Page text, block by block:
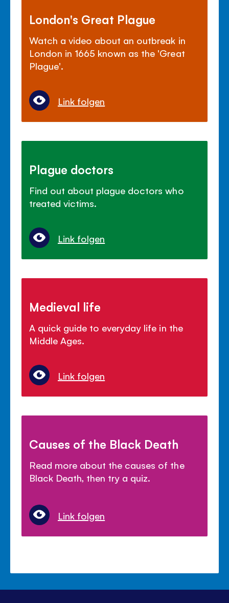
London's Great Plague
Watch a video about an outbreak in
London in 1665 known as the 'Great
Plague'.
Link folgen
Plague doctors
Find out about plague doctors who
treated victims.
Link folgen
Medieval life
A quick guide to everyday life in the
Middle Ages.
Link folgen
Causes of the Black Death
Read more about the causes of the
Black Death, then try a quiz.
Link folgen